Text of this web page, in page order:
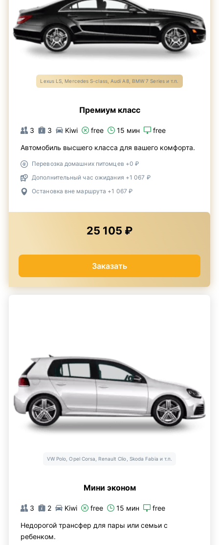
Lexus LS, Mercedes S-class, Audi A8, BMW 7 Series и т.п.
Премиум класс
3 3 Kiwi free 15 мин free
Автомобиль высшего класса для вашего комфорта.
Перевозка домашних питомцев +0 ₽
Дополнительный час ожидания +1 067 ₽
Остановка вне маршрута +1 067 ₽
25 105 ₽
Заказать
VW Polo, Opel Corsa, Renault Clio, Skoda Fabia и т.п.
Мини эконом
3 2 Kiwi free 15 мин free
Недорогой трансфер для пары или семьи с
ребенком.